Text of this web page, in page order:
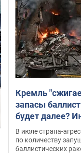
Кремль
запасы
будет далее?
В июле страна-
по количеству
баллистических